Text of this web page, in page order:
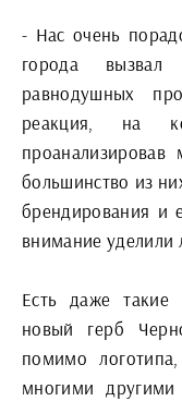
- Нас очень
города
равнодушных
реакция, на
большинство из
брендирования и
внимание уделили
Есть даже
новый герб
помимо логотипа,
многими